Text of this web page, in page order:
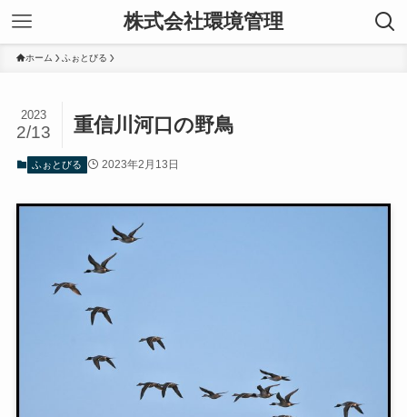
株式会社環境管理
ホーム ふぉとびる
重信川河口の野鳥
2023
2/13
ふぉとびる 2023年2月13日